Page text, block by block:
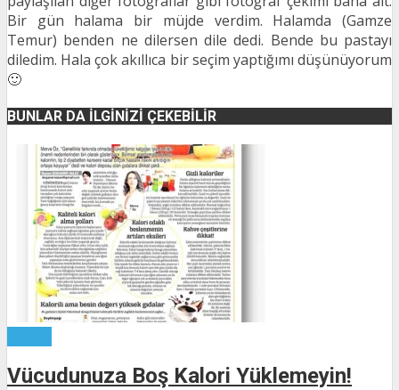
Bir gün halama bir müjde verdim. Halamda (Gamze
Temur) benden ne dilersen dile dedi. Bende bu pastayı
diledim. Hala çok akıllıca bir seçim yaptığımı düşünüyorum
🙂
BUNLAR DA İLGINIZI ÇEKEBILIR
Vücudunuza Boş Kalori Yüklemeyin!